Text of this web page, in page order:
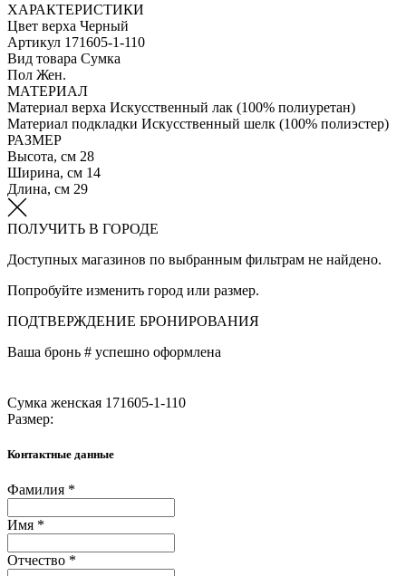
ХАРАКТЕРИСТИКИ
Цвет верха Черный
Артикул 171605-1-110
Вид товара Сумка
Пол Жен.
МАТЕРИАЛ
Материал верха Искусственный лак (100% полиуретан)
Материал подкладки Искусственный шелк (100% полиэстер)
РАЗМЕР
Высота, см 28
Ширина, см 14
Длина, см 29
ПОЛУЧИТЬ В ГОРОДЕ
Доступных магазинов по выбранным фильтрам не найдено.
Попробуйте изменить город или размер.
ПОДТВЕРЖДЕНИЕ БРОНИРОВАНИЯ
Ваша бронь # успешно оформлена
Сумка женская 171605-1-110
Размер:
Контактные данные
Фамилия *
Имя *
Отчество *